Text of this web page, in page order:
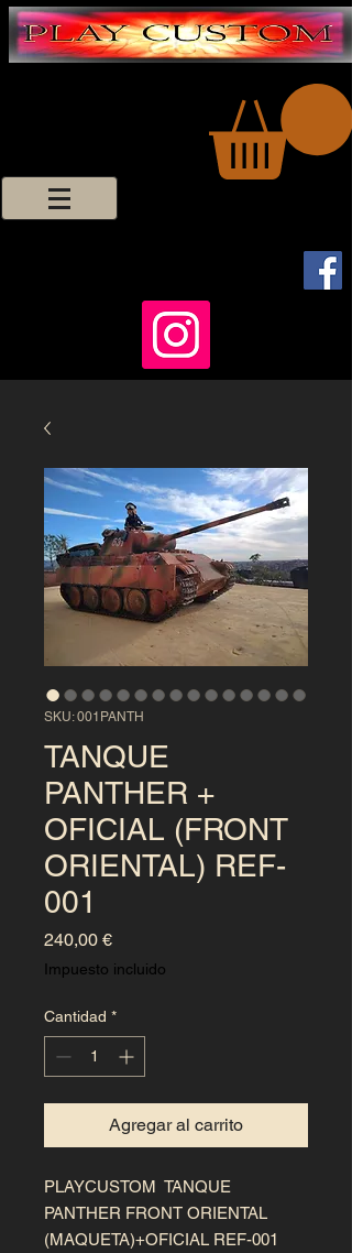
SKU: 001PANTH
TANQUE
PANTHER +
OFICIAL (FRONT
ORIENTAL) REF-
001
240,00 €Precio
Impuesto incluido
Cantidad *
Agregar al carrito
PLAYCUSTOM TANQUE
PANTHER FRONT ORIENTAL
(MAQUETA)+OFICIAL REF-001